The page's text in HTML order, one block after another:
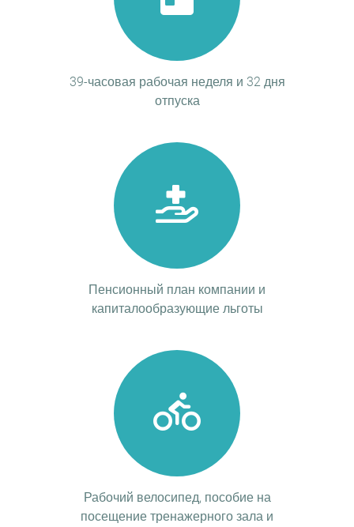
39-часовая рабочая неделя и 32 дня
отпуска
Пенсионный план компании и
капиталообразующие льготы
Рабочий велосипед, пособие на
посещение тренажерного зала и